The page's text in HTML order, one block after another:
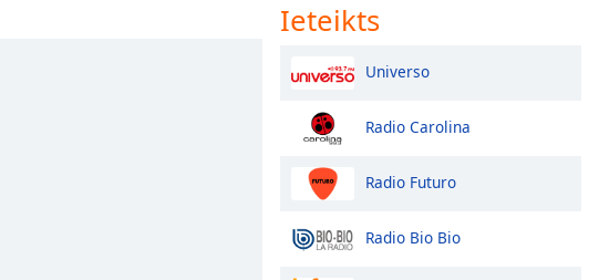
Ieteikts
Universo
Radio Carolina
Radio Futuro
Radio Bio Bio